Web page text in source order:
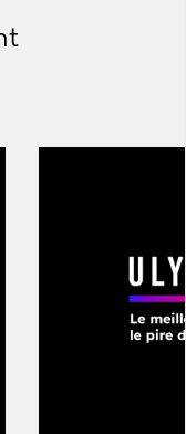
millionnaire,
voie pour
les entreprises